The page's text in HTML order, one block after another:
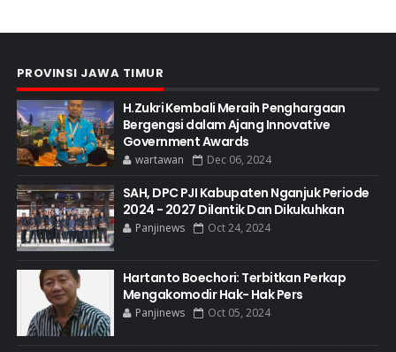
PROVINSI JAWA TIMUR
H.Zukri Kembali Meraih Penghargaan
Bergengsi dalam Ajang Innovative
Government Awards
wartawan Dec 06, 2024
SAH, DPC PJI Kabupaten Nganjuk Periode
2024 - 2027 Dilantik Dan Dikukuhkan
Panjinews Oct 24, 2024
Hartanto Boechori: Terbitkan Perkap
Mengakomodir Hak- Hak Pers
Panjinews Oct 05, 2024